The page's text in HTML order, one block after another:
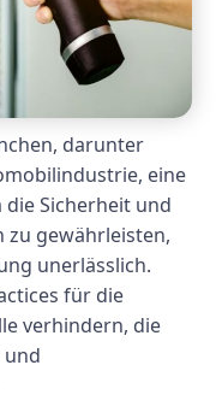
darunter
eine
Sicherheit und
zu gewährleisten,
unerlässlich.
für die
verhindern, die
und